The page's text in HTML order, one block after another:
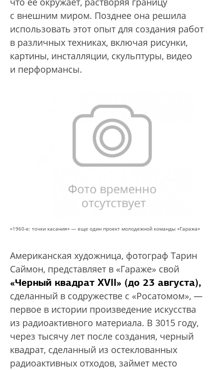
с внешним миром. Позднее она решила
использовать этот опыт для создания работ
в различных техниках, включая рисунки,
картины, инсталляции, скульптуры, видео
и перформансы.
«1960-е: точки касания» — еще один проект молодежной команды «Гаража»
Американская художница, фотограф Тарин
Саймон, представляет в «Гараже» свой
«Черный квадрат XVII» (до 23 августа),
сделанный в содружестве с «Росатомом», —
первое в истории произведение искусства
из радиоактивного материала. В 3015 году,
через тысячу лет после создания, черный
квадрат, сделанный из остеклованных
радиоактивных отходов, займет место